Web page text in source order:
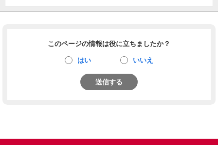
このページの情報は役に立ちましたか？
はい いいえ
送信する